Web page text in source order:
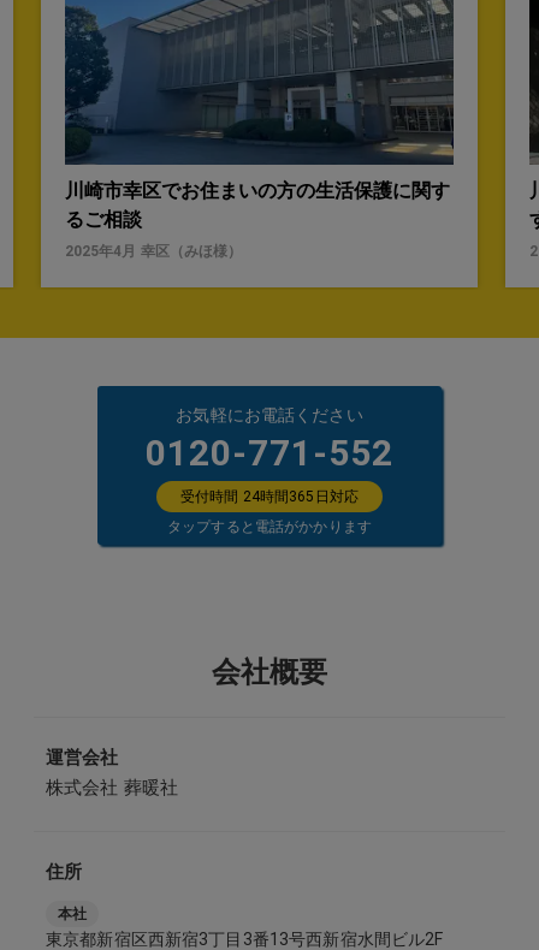
川崎市幸区でお住まいの方の生活保護に関す
るご相談
2025年4月 幸区 （みほ様）
お気軽にお電話ください
0120-771-552
受付時間 24時間365日対応
タップすると電話がかかります
会社概要
運営会社
株式会社 葬暖社
住所
本社
東京都新宿区西新宿3丁目3番13号西新宿水間ビル2F